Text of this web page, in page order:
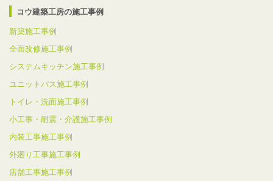
コウ建築工房の施工事例
新築施工事例
全面改修施工事例
システムキッチン施工事例
ユニットバス施工事例
トイレ・洗面施工事例
小工事・耐震・介護施工事例
内装工事施工事例
外廻り工事施工事例
店舗工事施工事例